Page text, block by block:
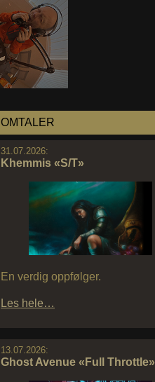
OMTALER
31.07.2026:
Khemmis «S/T»
En verdig oppfølger.
Les hele…
13.07.2026:
Ghost Avenue «Full Throttle»